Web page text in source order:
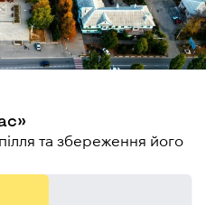
та збереження його